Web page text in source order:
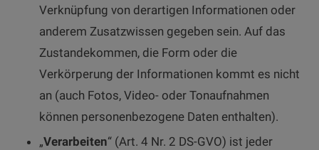
Verknüpfung von derartigen Informationen oder
anderem Zusatzwissen gegeben sein. Auf das
Zustandekommen, die Form oder die
Verkörperung der Informationen kommt es nicht
an (auch Fotos, Video- oder Tonaufnahmen
können personenbezogene Daten enthalten).
„Verarbeiten“ (Art. 4 Nr. 2 DS-GVO) ist jeder